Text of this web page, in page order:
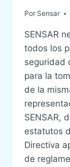
Por Sensar
SENSAR
todos los
seguridad
para la
de la
SENSAR,
estatutos
Directiva
de